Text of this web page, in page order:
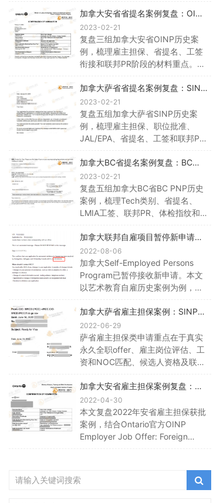
径理解，不代表当前政策结果或审
理周期。
加拿大安省省提名案例复盘：OINP
雇主担保、工签与PR流程
2023-02-21
复盘三组加拿大安省OINP历史案
例，梳理雇主担保、省提名、工签
衔接和联邦PR阶段的材料重点。旧
当前OINP和IRCC要求评估。
加拿大萨省省提名案例复盘：SINP
雇主担保、JAL与PR流程
2023-02-21
复盘五组加拿大萨省SINP历史案
例，梳理雇主担保、职位批准、
JAL/EPA、省提名、工签和联邦PR
参考，申请应以当前SINP和IRCC
要求为准。
加拿大BC省提名案例复盘：BC
PNP Tech、LMIA工签与PR流程
2023-02-21
复盘五组加拿大BC省BC PNP历史
案例，梳理Tech类别、省提名、
LMIA工签、联邦PR、体检指纹和
仅供参考，申请应以当前BC
PNP、IRCC和ESDC要求为准。
加拿大联邦自雇项目暂停新申请：
艺术教育案例与替代路径复盘
2022-08-06
加拿大Self-Employed Persons
Program已暂停接收新申请。本文
以艺术教育自雇历史案例为例，说
和在途案件参考价值，并提示新申
请人应评估其他路径。
加拿大萨省雇主担保案例：SINP就
业offer、EPA/JAL与PR流程复盘
2022-06-29
萨省雇主担保类申请重点在于真实
永久全职offer、雇主岗位评估、工
资和NOC匹配、候选人资格及联邦
盘SINP Employment Offer、
EPA/JAL和工签衔接。
加拿大安省雇主担保案例复盘：
OINP工作offer、EOI与雇主要求
2022-04-30
本文复盘2022年安省雇主担保获批
案例，结合Ontario官方OINP
Employer Job Offer: Foreign
数、雇主要求、EOI和申请风险。